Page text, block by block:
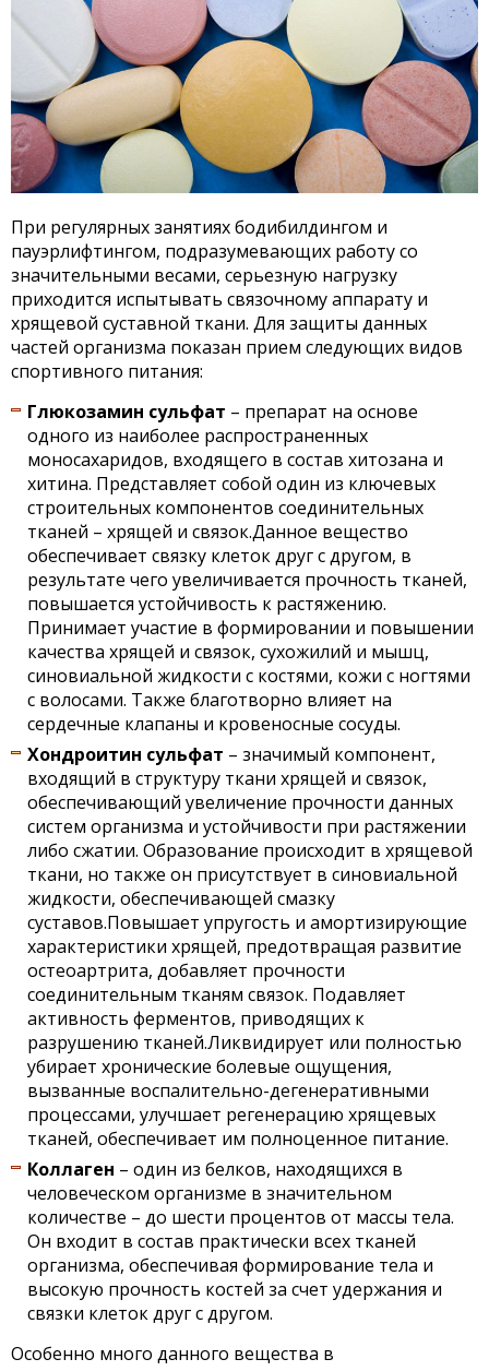
При регулярных занятиях бодибилдингом и
пауэрлифтингом, подразумевающих работу со
значительными весами, серьезную нагрузку
приходится испытывать связочному аппарату и
хрящевой суставной ткани. Для защиты данных
частей организма показан прием следующих видов
спортивного питания:
Глюкозамин сульфат – препарат на основе
одного из наиболее распространенных
моносахаридов, входящего в состав хитозана и
хитина. Представляет собой один из ключевых
строительных компонентов соединительных
тканей – хрящей и связок.Данное вещество
обеспечивает связку клеток друг с другом, в
результате чего увеличивается прочность тканей,
повышается устойчивость к растяжению.
Принимает участие в формировании и повышении
качества хрящей и связок, сухожилий и мышц,
синовиальной жидкости с костями, кожи с ногтями
с волосами. Также благотворно влияет на
сердечные клапаны и кровеносные сосуды.
Хондроитин сульфат – значимый компонент,
входящий в структуру ткани хрящей и связок,
обеспечивающий увеличение прочности данных
систем организма и устойчивости при растяжении
либо сжатии. Образование происходит в хрящевой
ткани, но также он присутствует в синовиальной
жидкости, обеспечивающей смазку
суставов.Повышает упругость и амортизирующие
характеристики хрящей, предотвращая развитие
остеоартрита, добавляет прочности
соединительным тканям связок. Подавляет
активность ферментов, приводящих к
разрушению тканей.Ликвидирует или полностью
убирает хронические болевые ощущения,
вызванные воспалительно-дегенеративными
процессами, улучшает регенерацию хрящевых
тканей, обеспечивает им полноценное питание.
Коллаген – один из белков, находящихся в
человеческом организме в значительном
количестве – до шести процентов от массы тела.
Он входит в состав практически всех тканей
организма, обеспечивая формирование тела и
высокую прочность костей за счет удержания и
связки клеток друг с другом.
Особенно много данного вещества в